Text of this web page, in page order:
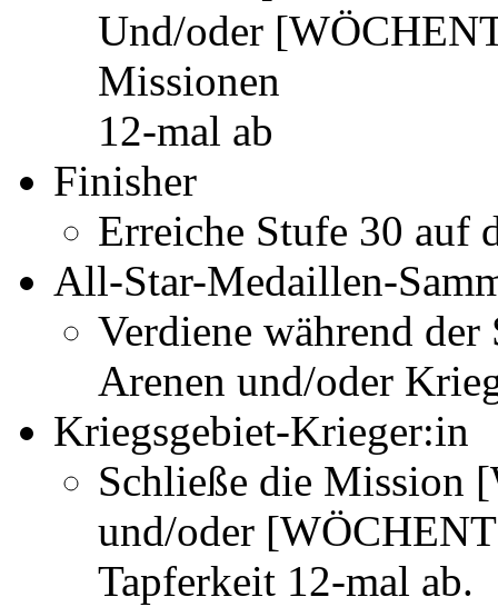
Und/oder
Missionen
12-mal ab
Finisher
Erreiche Stufe 30 auf
All-Star-Medaillen-
Verdiene während
Arenen und/oder
Kriegsgebiet-Krieger:in
Schließe die Mission
und/oder
Tapferkeit 12-mal ab.